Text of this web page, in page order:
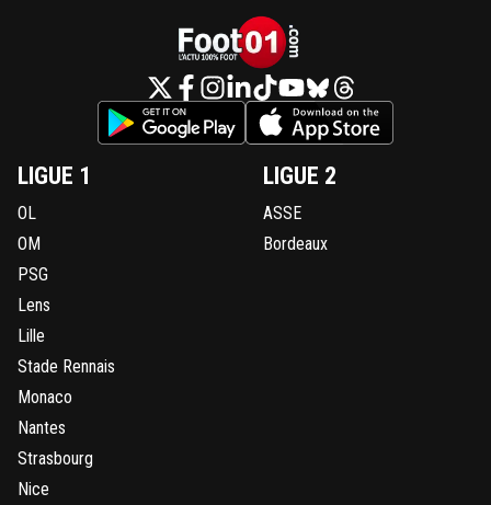
LIGUE 1
OL
OM
PSG
Lens
Lille
Stade Rennais
Monaco
Nantes
Strasbourg
Nice
LIGUE 2
ASSE
Bordeaux